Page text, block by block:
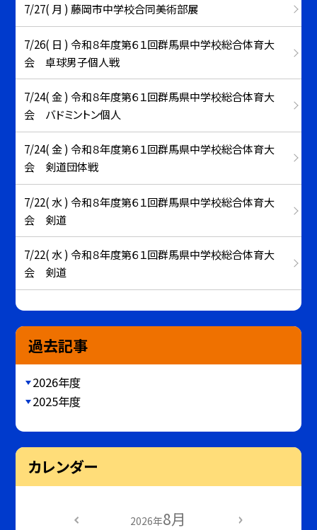
7/27( 月 ) 藤岡市中学校合同美術部展
7/26( 日 ) 令和８年度第６１回群馬県中学校総合体育大
会 卓球男子個人戦
7/24( 金 ) 令和８年度第６１回群馬県中学校総合体育大
会 バドミントン個人
7/24( 金 ) 令和８年度第６１回群馬県中学校総合体育大
会 剣道団体戦
7/22( 水 ) 令和８年度第６１回群馬県中学校総合体育大
会 剣道
7/22( 水 ) 令和８年度第６１回群馬県中学校総合体育大
会 剣道
過去記事
2026年度
2025年度
カレンダー
2026年8月